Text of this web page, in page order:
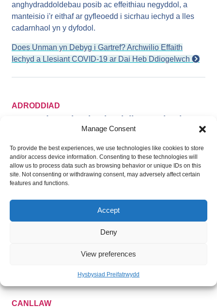
Manage Consent
To provide the best experiences, we use technologies like cookies to store
and/or access device information. Consenting to these technologies will
allow us to process data such as browsing behavior or unique IDs on this
site. Not consenting or withdrawing consent, may adversely affect certain
features and functions.
Accept
Deny
View preferences
Hysbysiad Preifatrwydd
anghydraddoldebau posib ac effeithiau negyddol, a
manteisio i'r eithaf ar gyfleoedd i sicrhau iechyd a lles
cadarnhaol yn y dyfodol.
Does Unman yn Debyg i Gartref? Archwilio Effaith
Iechyd a Llesiant COVID-19 ar Dai Heb Ddiogelwch
ADRODDIAD
Gwneud Gwahaniaeth: Lleihau’r Risg i
Iechyd Sydd yn Gysylltiedig â Llygredd
Mae'r adroddiad hwn gan Iechyd Cyhoeddus Cymru yn
amlinellu atebion sy'n ceisio lleihau allyriadau traffig
ffyrdd a sicrhau effeithiau cadarnhaol ar iechyd y
cymdeithas ffyniannus a'r iechyd a'r lles gorau posib ar
gyfer cenedlaethau'r presennol a'r dyfodol yng Nghymru.
Gwneud Gwahaniaeth: Lleihau’r Risg i Iechyd Sydd yn
CANLLAW